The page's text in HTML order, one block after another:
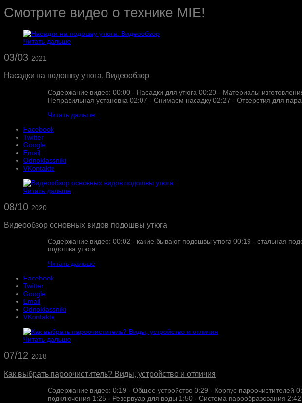
Смотрите видео о технике MIE!
Читать дальше
03/03 2021
Насадки на подошву утюга. Видеообзор
Содержание видео: 00:00​ - Насадки для утюга 00:20​ - Материалы
Неправильная установка 02:07​ - Снимаем насадку 02:27​ - Отверстия для
Читать дальше
Facebook
Twitter
Google
Email
Odnoklassniki
VKontakte
Читать дальше
08/10 2020
Видеообзор основных видов подошвы утюга
Содержание видео: 00:02​ - какие бывают подошвы утюга 00:19​ - стальная
подошва утюга
Читать дальше
Facebook
Twitter
Google
Email
Odnoklassniki
VKontakte
Читать дальше
07/12 2018
Как выбрать пароочиститель? Виды, устройство и отличия
Содержание видео: 0:19 - Общее устройство 0:29 - Корпус пароочистителей
подключения 1:25 - Резервуар для воды 1:50 - Система парообразования